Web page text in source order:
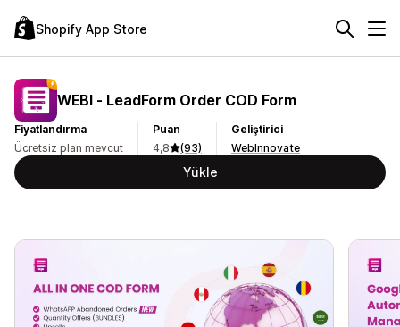
Shopify App Store
WEBI ‑ LeadForm Order COD Form
Fiyatlandırma
Ücretsiz plan mevcut
Puan
4,8
(93)
Geliştirici
WebInnovate
Yükle